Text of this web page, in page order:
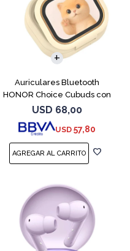
Auriculares Bluetooth
HONOR Choice Cubuds con
Pantalla Beige
USD 68,00
USD 57,80